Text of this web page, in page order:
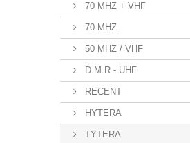
70 MHZ + VHF
70 MHZ
50 MHZ / VHF
D.M.R - UHF
RECENT
HYTERA
TYTERA